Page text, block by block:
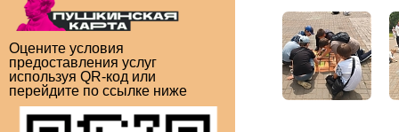
Оцените условия
предоставления услуг
используя QR-код или
перейдите по ссылке ниже